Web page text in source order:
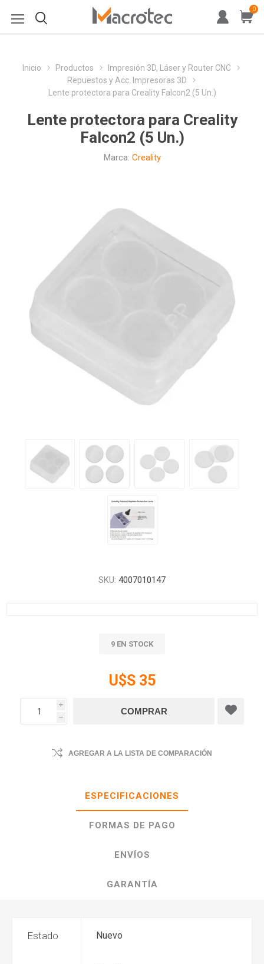
0
Inicio Productos
Impresión 3D, Láser y Router CNC
Repuestos y Acc. Impresoras 3D
Lente protectora para Creality Falcon2 (5 Un.)
Lente protectora para Creality
Falcon2 (5 Un.)
Marca: Creality
SKU: 4007010147
9 EN STOCK
U$S 35
i
h
AGREGAR A LA LISTA DE COMPARACIÓN
ESPECIFICACIONES
FORMAS DE PAGO
ENVÍOS
GARANTÍA
Estado Nuevo